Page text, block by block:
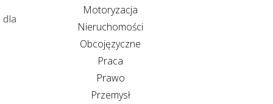
Motoryzacja
Nieruchomości
Obcojęzyczne
Praca
Prawo
Przemysł